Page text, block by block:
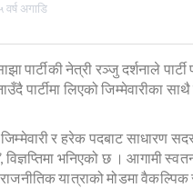
वर्ष अगाडि
पार्टीकी नेत्री रञ्जु दर्शनाले
पार्टीमा लिएको जिम्मेवारीका
र हरेक पदबाट साधारण
भनिएको छ । आगामी
राजनीतिक यात्राको मोडमा